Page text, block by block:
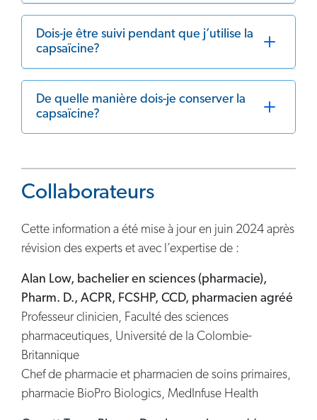
Dois-je être suivi pendant que j’utilise la
capsaïcine?
De quelle manière dois-je conserver la
capsaïcine?
Collaborateurs
Cette information a été mise à jour en juin 2024 après
révision des experts et avec l’expertise de :
Alan Low, bachelier en sciences (pharmacie),
Pharm. D., ACPR, FCSHP, CCD, pharmacien agréé
Professeur clinicien, Faculté des sciences
pharmaceutiques, Université de la Colombie-
Britannique
Chef de pharmacie et pharmacien de soins primaires,
pharmacie BioPro Biologics, MedInfuse Health